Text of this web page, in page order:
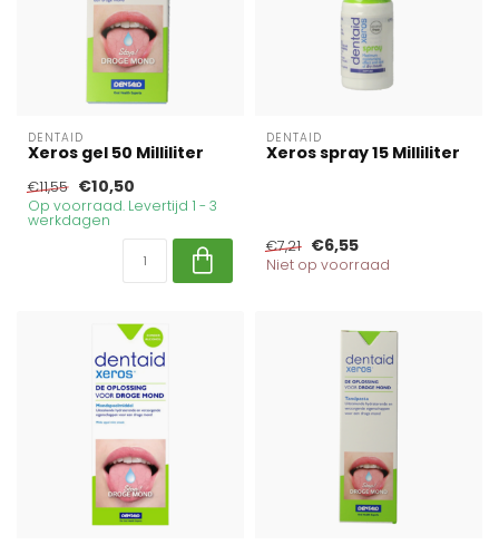
DENTAID
Xeros gel 50 Milliliter
€11,55 €10,50
Op voorraad. Levertijd 1 - 3
werkdagen
DENTAID
Xeros spray 15 Milliliter
€7,21 €6,55
Niet op voorraad